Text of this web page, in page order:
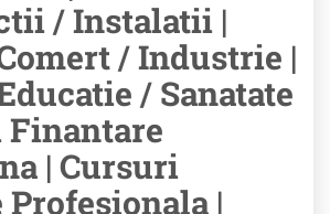
/ Instalatii |
/ Industrie |
/ Sanatate
Finantare
| Cursuri
|